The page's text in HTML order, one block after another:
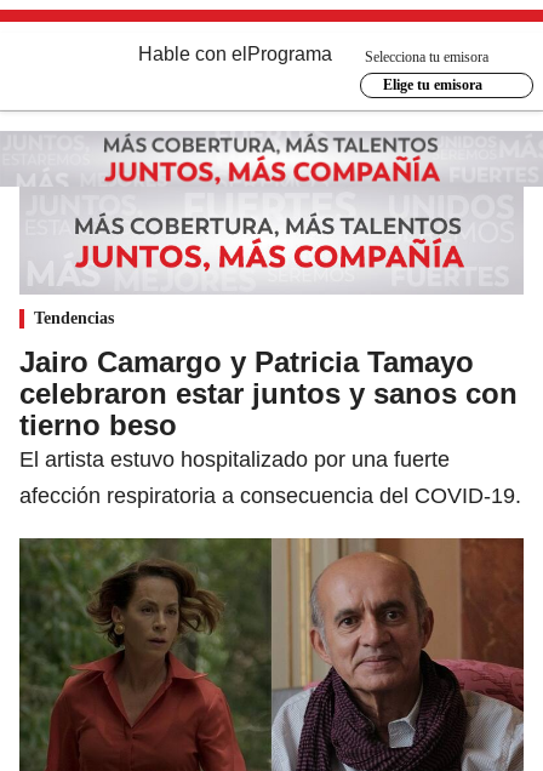
Hable con el Programa
Selecciona tu emisora
Elige tu emisora
Tendencias
Jairo Camargo y Patricia Tamayo
celebraron estar juntos y sanos con
tierno beso
El artista estuvo hospitalizado por una fuerte
afección respiratoria a consecuencia del COVID-19.